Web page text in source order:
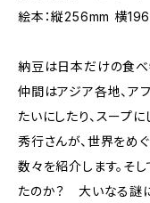
絵本：縦256mm 横
納豆は日本だけの食
仲間はアジア各地、ア
たいにしたり、スープ
秀行さんが、世界をめ
数々を紹介します。そ
たのか？ 大いなる謎